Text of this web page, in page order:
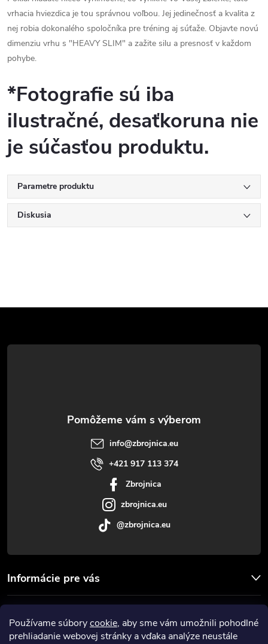
Používame súborycookie, aby sme vám umožnili pohodlné
prehliadanie webovej stránky a vďaka analýze neustále
vrhacia hviezdica je tou správnou voľbou. Jej jedinečnosť a kvalita z
nej robia dokonalého spoločníka pre tréning aj súťaže. Objavte novú
dimenziu vrhu s "HEAVY SLIM" a zažite silu a presnosť v každom
pohybe.
*Fotografie sú iba
ilustračné, desaťkoruna nie
je súčasťou produktu.
Parametre produktu
Diskusia
á
Informácie pre vás
info@zbrojnica.eu
+421 917 113 374
Zbrojnica
zbrojnica.eu
@zbrojnica.eu